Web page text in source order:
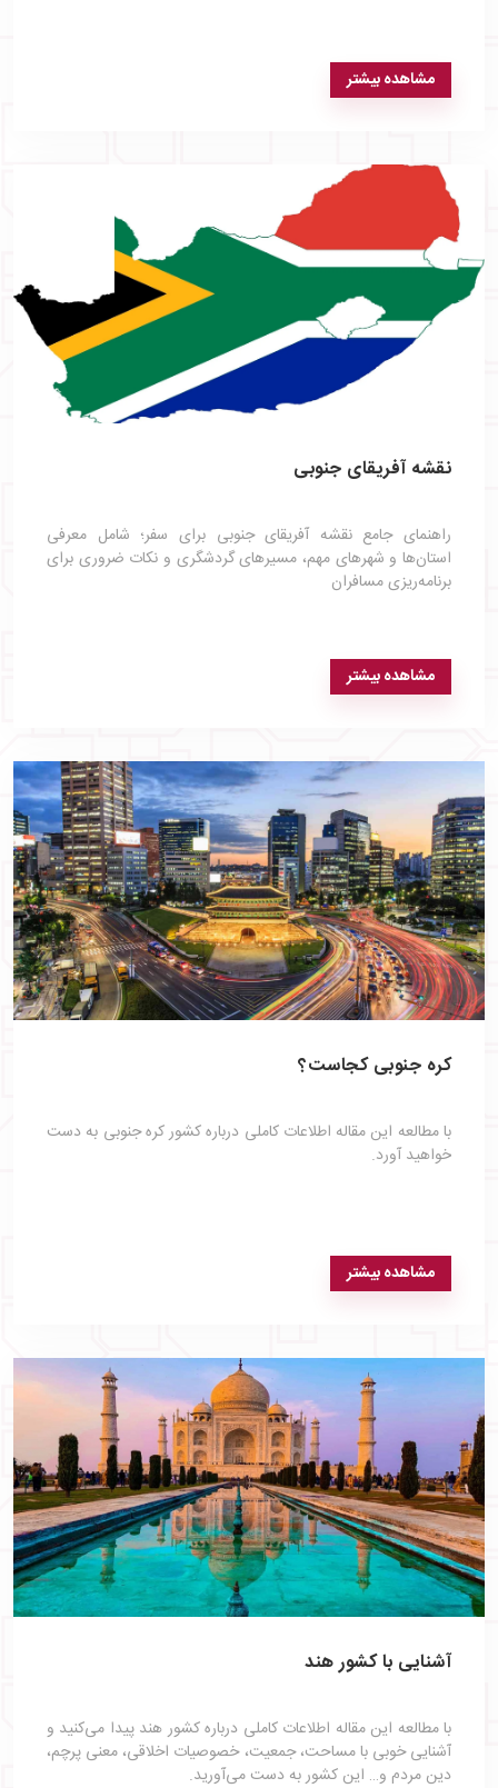
مشاهده بیشتر
نقشه آفریقای جنوبی
راهنمای جامع نقشه آفریقای جنوبی برای سفر؛ شامل معرفی
استان‌ها و شهرهای مهم، مسیرهای گردشگری و نکات ضروری برای
برنامه‌ریزی مسافران
مشاهده بیشتر
کره جنوبی کجاست؟
با مطالعه این مقاله اطلاعات کاملی درباره کشور کره جنوبی به دست
خواهید آورد.
مشاهده بیشتر
آشنایی با کشور هند
با مطالعه این مقاله اطلاعات کاملی درباره کشور هند پیدا می‌کنید و
آشنایی خوبی با مساحت، جمعیت، خصوصیات اخلاقی، معنی پرچم،
دین مردم و… این کشور به دست می‌آورید.